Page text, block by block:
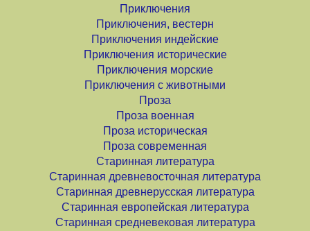
Приключения
Приключения, вестерн
Приключения индейские
Приключения исторические
Приключения морские
Приключения с животными
Проза
Проза военная
Проза историческая
Проза современная
Старинная литература
Старинная древневосточная литература
Старинная древнерусская литература
Старинная европейская литература
Старинная средневековая литература